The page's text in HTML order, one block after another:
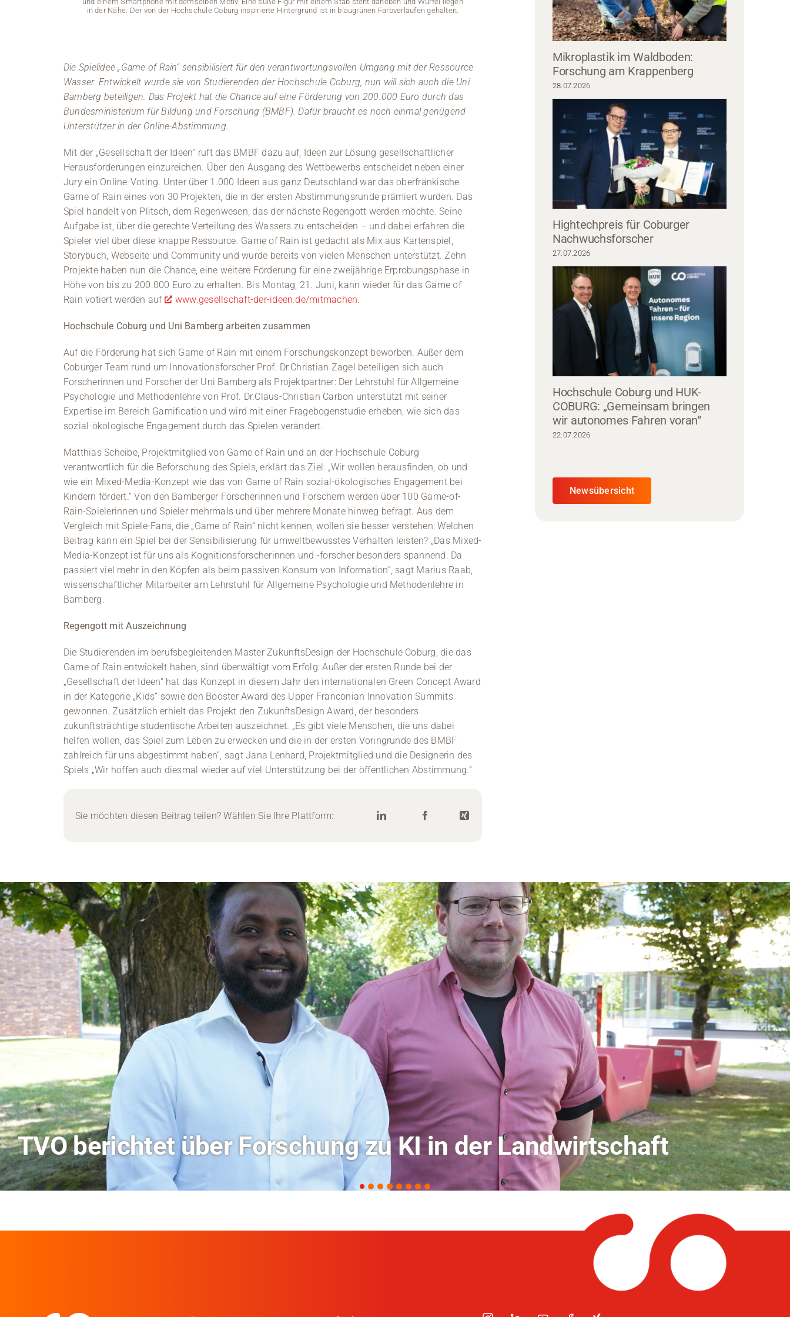
in der Nähe. Der von der Hochschule Coburg inspirierte Hintergrund ist in blaugrünen Farbverläufen gehalten.
Abbildung eines Computerbildschirms mit dem Titel „Game of Rain“ sowie einer
und einem Smartphone mit demselben Motiv. Eine süße Figur mit einem Stab steht
in der Nähe. Der von der Hochschule Coburg inspirierte Hintergrund ist in blaugrünen
Die Spielidee „Game of Rain“ sensibilisiert für den verantwortungsvollen Umgang mit der Ressource
Wasser. Entwickelt wurde sie von Studierenden der Hochschule Coburg, nun will sich auch die Uni
Bamberg beteiligen. Das Projekt hat die Chance auf eine Förderung von 200.000 Euro durch das
Bundesministerium für Bildung und Forschung (BMBF). Dafür braucht es noch einmal genügend
Unterstützer in der Online-Abstimmung.
Mit der „Gesellschaft der Ideen” ruft das BMBF dazu auf, Ideen zur Lösung gesellschaftlicher
Herausforderungen einzureichen. Über den Ausgang des Wettbewerbs entscheidet neben einer
Jury ein Online-Voting. Unter über 1.000 Ideen aus ganz Deutschland war das oberfränkische
Game of Rain eines von 30 Projekten, die in der ersten Abstimmungsrunde prämiert wurden. Das
Spiel handelt von Plitsch, dem Regenwesen, das der nächste Regengott werden möchte. Seine
Aufgabe ist, über die gerechte Verteilung des Wassers zu entscheiden – und dabei erfahren die
Spieler viel über diese knappe Ressource. Game of Rain ist gedacht als Mix aus Kartenspiel,
Storybuch, Webseite und Community und wurde bereits von vielen Menschen unterstützt. Zehn
Projekte haben nun die Chance, eine weitere Förderung für eine zweijährige Erprobungsphase in
Höhe von bis zu 200.000 Euro zu erhalten. Bis Montag, 21. Juni, kann wieder für das Game of
Rain votiert werden auf
www.gesellschaft-der-ideen.de/mitmachen.
Hochschule Coburg und Uni Bamberg arbeiten zusammen
Auf die Förderung hat sich Game of Rain mit einem Forschungskonzept beworben. Außer dem
Coburger Team rund um Innovationsforscher Prof. Dr.Christian Zagel beteiligen sich auch
Forscherinnen und Forscher der Uni Bamberg als Projektpartner: Der Lehrstuhl für Allgemeine
Psychologie und Methodenlehre von Prof. Dr.Claus-Christian Carbon unterstützt mit seiner
Expertise im Bereich Gamification und wird mit einer Fragebogenstudie erheben, wie sich das
sozial-ökologische Engagement durch das Spielen verändert.
Matthias Scheibe, Projektmitglied von Game of Rain und an der Hochschule Coburg
verantwortlich für die Beforschung des Spiels, erklärt das Ziel: „Wir wollen herausfinden, ob und
wie ein Mixed-Media-Konzept wie das von Game of Rain sozial-ökologisches Engagement bei
Kindern fördert.” Von den Bamberger Forscherinnen und Forschern werden über 100 Game-of-
Rain-Spielerinnen und Spieler mehrmals und über mehrere Monate hinweg befragt. Aus dem
Vergleich mit Spiele-Fans, die „Game of Rain“ nicht kennen, wollen sie besser verstehen: Welchen
Beitrag kann ein Spiel bei der Sensibilisierung für umweltbewusstes Verhalten leisten? „Das Mixed-
Media-Konzept ist für uns als Kognitionsforscherinnen und -forscher besonders spannend. Da
passiert viel mehr in den Köpfen als beim passiven Konsum von Information“, sagt Marius Raab,
wissenschaftlicher Mitarbeiter am Lehrstuhl für Allgemeine Psychologie und Methodenlehre in
Bamberg.
Regengott mit Auszeichnung
Die Studierenden im berufsbegleitenden Master ZukunftsDesign der Hochschule Coburg, die das
Game of Rain entwickelt haben, sind überwältigt vom Erfolg: Außer der ersten Runde bei der
„Gesellschaft der Ideen“ hat das Konzept in diesem Jahr den internationalen Green Concept Award
in der Kategorie „Kids“ sowie den Booster Award des Upper Franconian Innovation Summits
gewonnen. Zusätzlich erhielt das Projekt den ZukunftsDesign Award, der besonders
zukunftsträchtige studentische Arbeiten auszeichnet. „Es gibt viele Menschen, die uns dabei
helfen wollen, das Spiel zum Leben zu erwecken und die in der ersten Voringrunde des BMBF
zahlreich für uns abgestimmt haben“, sagt Jana Lenhard, Projektmitglied und die Designerin des
Spiels „Wir hoffen auch diesmal wieder auf viel Unterstützung bei der öffentlichen Abstimmung.”
Sie möchten diesen Beitrag teilen? Wählen Sie Ihre Plattform:
Mikroplastik im Waldboden:
Forschung am Krappenberg
28.07.2026
Hightechpreis für Coburger
Nachwuchsforscher
27.07.2026
Hochschule Coburg und HUK-
COBURG: „Gemeinsam bringen
wir autonomes Fahren voran“
22.07.2026
Newsübersicht
Hitze-Aktionstag: Hochschule Coburg im Radio Bamberg